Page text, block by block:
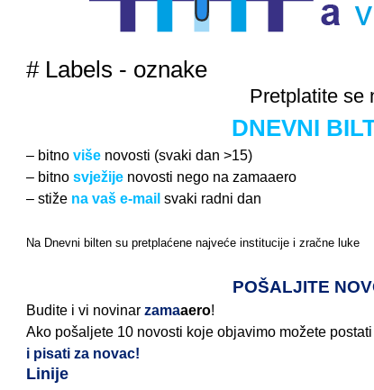
# Labels - oznake
Pretplatite se
DNEVNI
– bitno više novosti (svaki dan >15)
– bitno svježije novosti nego na zamaaero
– stiže na vaš e-mail svaki radni dan
Na Dnevni bilten su pretplaćene najveće institucije i zračne luke
POŠALJITE
Budite i vi novinar zamaaero!
Ako pošaljete 10 novosti koje objavimo možete
i pisati za novac!
Linije